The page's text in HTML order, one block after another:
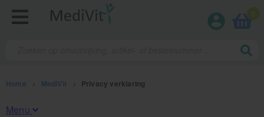
0
Home MediVit Privacy verklaring
Menu